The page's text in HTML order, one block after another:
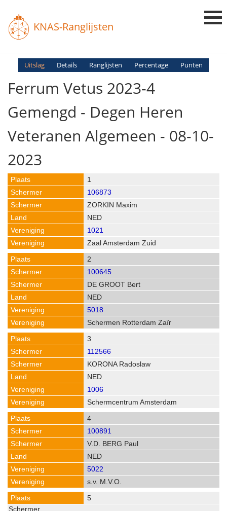
KNAS-Ranglijsten
Login
Uitslag Details Ranglijsten Percentage Punten
Ferrum Vetus 2023-4
Gemengd - Degen Heren
Veteranen Algemeen - 08-10-
2023
1
106873
ZORKIN Maxim
NED
1021
Zaal Amsterdam Zuid
2
100645
DE GROOT Bert
NED
5018
Schermen Rotterdam Zaïr
3
112566
KORONA Radoslaw
NED
1006
Schermcentrum Amsterdam
4
100891
V.D. BERG Paul
NED
5022
s.v. M.V.O.
5